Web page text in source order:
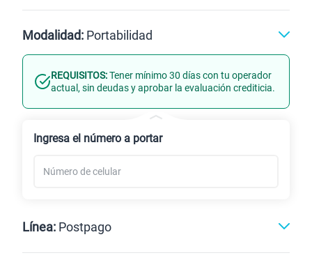
512GB
Modalidad: Portabilidad
Línea Nueva Portabilidad
REQUISITOS:Tener mínimo 30 días con tu operador
actual, sin deudas y aprobar la evaluación crediticia.
Ingresa el número a portar
Línea: Postpago